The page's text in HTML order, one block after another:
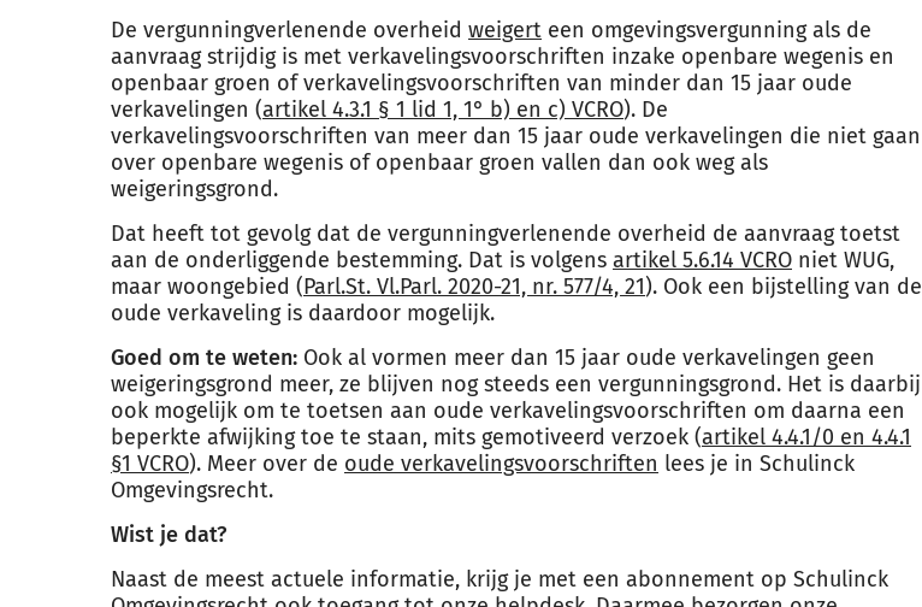
De vergunningverlenende overheid weigert een omgevingsvergunning als de
aanvraag strijdig is met verkavelingsvoorschriften inzake openbare wegenis en
openbaar groen of verkavelingsvoorschriften van minder dan 15 jaar oude
verkavelingen (artikel 4.3.1 § 1 lid 1, 1° b) en c) VCRO). De
verkavelingsvoorschriften van meer dan 15 jaar oude verkavelingen die niet gaan
over openbare wegenis of openbaar groen vallen dan ook weg als
weigeringsgrond.
Dat heeft tot gevolg dat de vergunningverlenende overheid de aanvraag toetst
aan de onderliggende bestemming. Dat is volgens artikel 5.6.14 VCRO niet WUG,
maar woongebied (Parl.St. Vl.Parl. 2020-21, nr. 577/4, 21). Ook een bijstelling van de
oude verkaveling is daardoor mogelijk.
Goed om te weten: Ook al vormen meer dan 15 jaar oude verkavelingen geen
weigeringsgrond meer, ze blijven nog steeds een vergunningsgrond. Het is daarbij
ook mogelijk om te toetsen aan oude verkavelingsvoorschriften om daarna een
beperkte afwijking toe te staan, mits gemotiveerd verzoek (artikel 4.4.1/0 en 4.4.1
§1 VCRO). Meer over de oude verkavelingsvoorschriften lees je in Schulinck
Omgevingsrecht.
Wist je dat?
Naast de meest actuele informatie, krijg je met een abonnement op Schulinck